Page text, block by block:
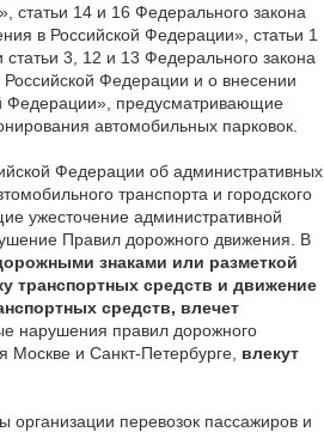
статьи 14 и 16 Федерального закона
в Российской Федерации», статьи 1
3, 12 и 13 Федерального закона
Федерации и о внесении
Федерации», предусматривающие
автомобильных парковок.
Федерации об административных
транспорта и городского
ужесточение административной
Правил дорожного движения. В
знаками или разметкой
транспортных средств и движение
средств, влечет
нарушения правил дорожного
и Санкт-Петербурге, влекут
перевозок пассажиров и